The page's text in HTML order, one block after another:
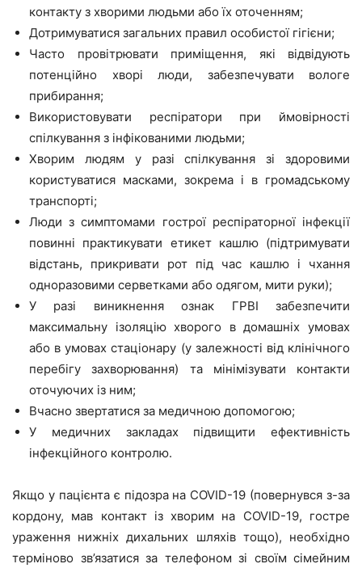
контакту з хворими людьми або їх оточенням;
Дотримуватися загальних правил особистої гігієни;
Часто провітрювати приміщення, які відвідують
потенційно хворі люди, забезпечувати вологе
прибирання;
Використовувати респіратори при ймовірності
спілкування з інфікованими людьми;
Хворим людям у разі спілкування зі здоровими
користуватися масками, зокрема і в громадському
транспорті;
Люди з симптомами гострої респіраторної інфекції
повинні практикувати етикет кашлю (підтримувати
відстань, прикривати рот під час кашлю і чхання
одноразовими серветками або одягом, мити руки);
У разі виникнення ознак ГРВІ забезпечити
максимальну ізоляцію хворого в домашніх умовах
або в умовах стаціонару (у залежності від клінічного
перебігу захворювання) та мінімізувати контакти
оточуючих із ним;
Вчасно звертатися за медичною допомогою;
У медичних закладах підвищити ефективність
інфекційного контролю.
Якщо у пацієнта є підозра на COVID-19 (повернувся з-за
кордону, мав контакт із хворим на COVID-19, гостре
ураження нижніх дихальних шляхів тощо), необхідно
терміново зв’язатися за телефоном зі своїм сімейним